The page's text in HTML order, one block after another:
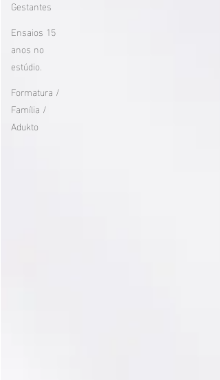
Gestantes
Ensaios 15
anos no
estúdio.
Formatura /
Família /
Adukto